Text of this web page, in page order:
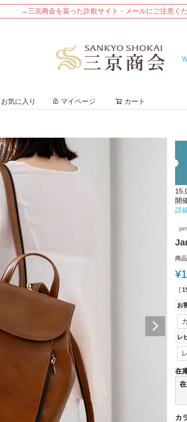
→三京商会を装った詐欺サイト・メールにご注意く
お気に入り マイページ カート
開
詳
商
¥
[
お
レ
在
カ